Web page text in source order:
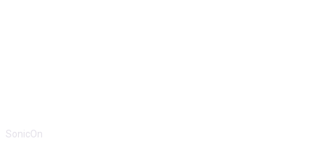
SonicOn